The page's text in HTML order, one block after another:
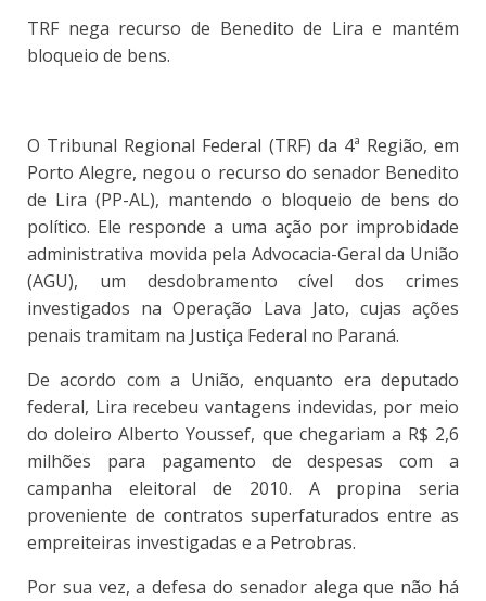
TRF nega recurso de Benedito de Lira e mantém
bloqueio de bens.
O Tribunal Regional Federal (TRF) da 4ª Região, em
Porto Alegre, negou o recurso do senador Benedito
de Lira (PP-AL), mantendo o bloqueio de bens do
político. Ele responde a uma ação por improbidade
administrativa movida pela Advocacia-Geral da União
(AGU), um desdobramento cível dos crimes
investigados na Operação Lava Jato, cujas ações
penais tramitam na Justiça Federal no Paraná.
De acordo com a União, enquanto era deputado
federal, Lira recebeu vantagens indevidas, por meio
do doleiro Alberto Youssef, que chegariam a R$ 2,6
milhões para pagamento de despesas com a
campanha eleitoral de 2010. A propina seria
proveniente de contratos superfaturados entre as
empreiteiras investigadas e a Petrobras.
Por sua vez, a defesa do senador alega que não há